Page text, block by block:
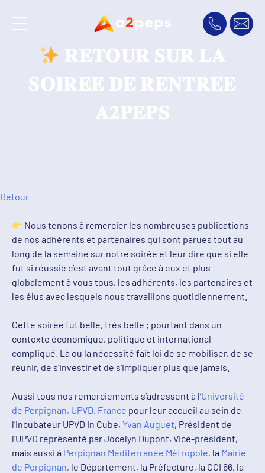
𝐑𝐄𝐓𝐎𝐔𝐑 𝐒𝐔𝐑 𝐋𝐀
𝐒𝐎𝐈𝐑𝐄𝐄 𝐃𝐄 𝐑𝐄𝐍𝐓𝐑𝐄𝐄
𝐀𝟐𝐏𝐄𝐏𝐒
Retour
Nous tenons à remercier les nombreuses publications
de nos adhérents et partenaires qui sont parues tout au
long de la semaine sur notre soirée et leur dire que si elle
fut si réussie c’est avant tout grâce à eux et plus
globalement à vous tous, les adhérents, les partenaires et
les élus avec lesquels nous travaillons quotidiennement.
Cette soirée fut belle, très belle ; pourtant dans un
contexte économique, politique et international
compliqué. Là où la nécessité fait loi de se mobiliser, de se
réunir, de s’investir et de s’impliquer plus que jamais.
Aussi tous nos remerciements s’adressent à l’Université
de Perpignan, UPVD, France pour leur accueil au sein de
l’incubateur UPVD In Cube, Yvan Auguet, Président de
l’UPVD représenté par Jocelyn Dupont, Vice-président,
mais aussi à Perpignan Méditerranée Métropole, la Mairie
de Perpignan, le Département, la Préfecture, la CCI 66, la